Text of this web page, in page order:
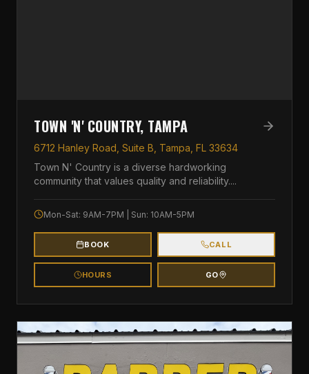
TOWN 'N' COUNTRY, TAMPA
6712 Hanley Road, Suite B, Tampa, FL 33634
Town N' Country is a diverse hardworking
community that values quality and reliability....
Mon-Sat: 9AM-7PM | Sun: 10AM-5PM
BOOK CALL
HOURS GO